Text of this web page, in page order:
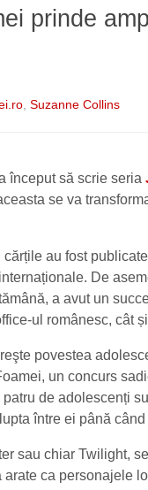
prinde
Suzanne Collins
început să scrie seria
se va
cărțile au fost
De
a avut un
ul românesc, cât
povestea
un concurs
de adolescenți
între ei până
sau chiar Twilight,
ca personajele